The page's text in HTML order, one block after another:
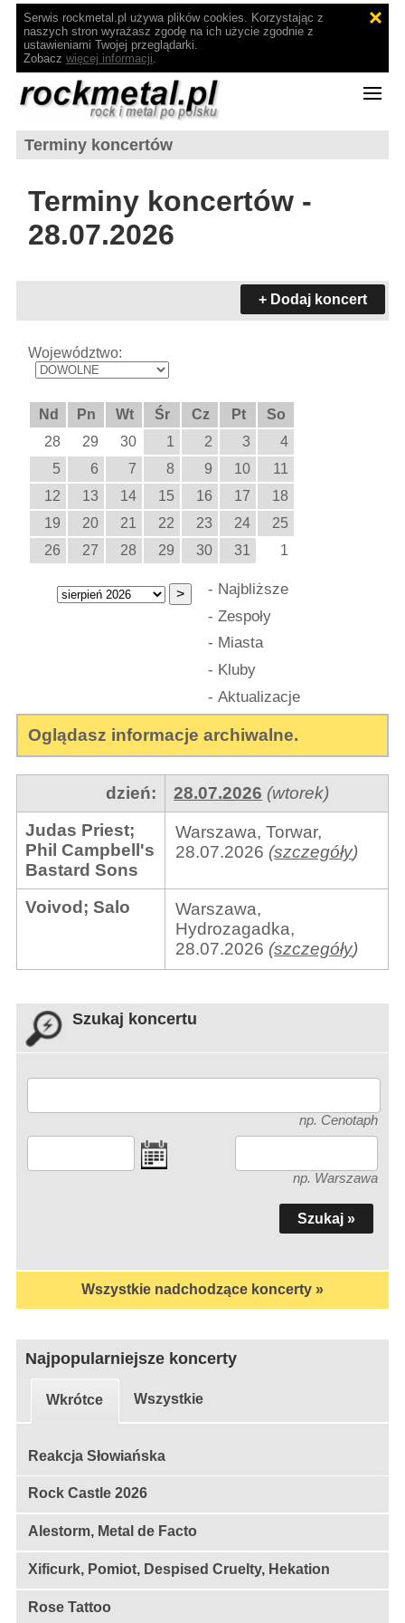
Serwis rockmetal.pl używa plików cookies. Korzystając z
naszych stron wyrażasz zgodę na ich użycie zgodnie z
ustawieniami Twojej przeglądarki.
Zobacz więcej informacji.
Terminy koncertów
Terminy koncertów -
28.07.2026
+ Dodaj koncert
Województwo:
Nd Pn Wt Śr Cz Pt
So
28
29 30 1 2 3
4
5
6 7 8 9 10
11
12
13 14 15 16 17
18
19
20 21 22 23 24
25
26
27 28 29 30 31 1
- Najbliższe
- Zespoły
- Miasta
- Kluby
- Aktualizacje
Oglądasz informacje archiwalne.
dzień: 28.07.2026 (wtorek)
Judas Priest;
Phil Campbell's
Bastard Sons
Warszawa, Torwar,
28.07.2026 (szczegóły)
Voivod ;Salo
Warszawa,
Hydrozagadka,
28.07.2026 (szczegóły)
Szukaj koncertu
np. Cenotaph
np. Warszawa
Wszystkie nadchodzące koncerty »
Najpopularniejsze koncerty
Wkrótce Wszystkie
Reakcja Słowiańska
Rock Castle 2026
Alestorm, Metal de Facto
Xificurk, Pomiot, Despised Cruelty, Hekation
Rose Tattoo